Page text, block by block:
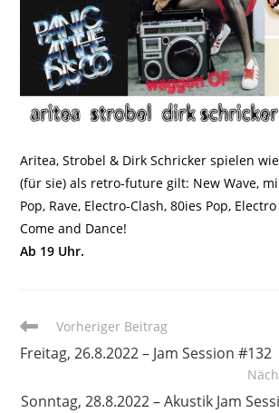
Aritea, Strobel & Dirk Schricker spielen
(für sie) als retro-future gilt: New Wave,
Pop, Rave, Electro-Clash, 80ies Pop,
Come and Dance!
Ab 19 Uhr.
Weitere
ansehen
Vorheriger Beitrag
Freitag, 26.8.2022 – Jam Session #132
Sonntag, 28.8.2022 – Akustik Jam